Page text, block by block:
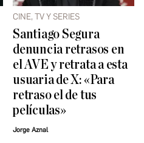
CINE, TV Y SERIES
Santiago Segura
denuncia retrasos en
el AVE y retrata a esta
usuaria de X: «Para
retraso el de tus
películas»
Jorge Aznal